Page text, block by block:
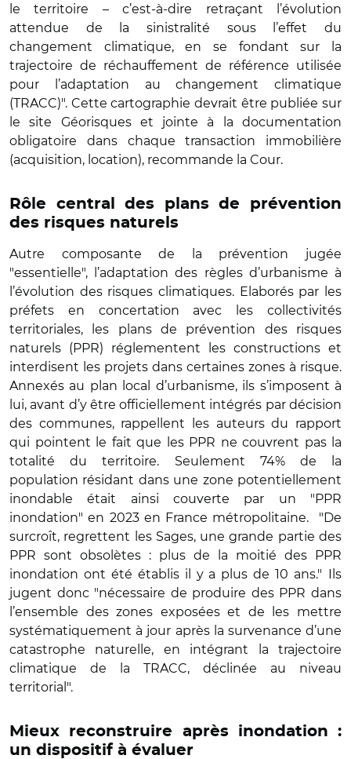
le territoire – c’est-à-dire retraçant l’évolution
attendue de la sinistralité sous l’effet du
changement climatique, en se fondant sur la
trajectoire de réchauffement de référence utilisée
pour l’adaptation au changement climatique
(TRACC)". Cette cartographie devrait être publiée sur
le site Géorisques et jointe à la documentation
obligatoire dans chaque transaction immobilière
(acquisition, location), recommande la Cour.
Rôle central des plans de prévention
des risques naturels
Autre composante de la prévention jugée
"essentielle", l’adaptation des règles d’urbanisme à
l’évolution des risques climatiques. Elaborés par les
préfets en concertation avec les collectivités
territoriales, les plans de prévention des risques
naturels (PPR) réglementent les constructions et
interdisent les projets dans certaines zones à risque.
Annexés au plan local d’urbanisme, ils s’imposent à
lui, avant d’y être officiellement intégrés par décision
des communes, rappellent les auteurs du rapport
qui pointent le fait que les PPR ne couvrent pas la
totalité du territoire.
Seulement 74% de la
population résidant dans une zone potentiellement
inondable était ainsi couverte par un "PPR
inondation" en 2023 en France métropolitaine. "De
surcroît, regrettent les Sages, une grande partie des
PPR sont obsolètes : plus de la moitié des PPR
inondation ont été établis il y a plus de 10 ans." Ils
jugent donc "nécessaire de produire des PPR dans
l’ensemble des zones exposées et de les mettre
systématiquement à jour après la survenance d’une
catastrophe naturelle, en intégrant la trajectoire
climatique de la TRACC, déclinée au niveau
territorial".
Mieux reconstruire après inondation :
un dispositif à évaluer